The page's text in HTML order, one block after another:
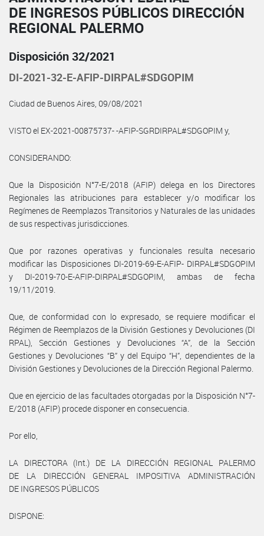
DE INGRESOS PÚBLICOS DIRECCIÓN
REGIONAL PALERMO
Disposición 32/2021
DI-2021-32-E-AFIP-DIRPAL#SDGOPIM
Ciudad de Buenos Aires, 09/08/2021
VISTO el EX-2021-00875737- -AFIP-SGRDIRPAL#SDGOPIM y,
CONSIDERANDO:
Que la Disposición N°7-E/2018 (AFIP) delega en los Directores
Regionales las atribuciones para establecer y/o modificar los
Regímenes de Reemplazos Transitorios y Naturales de las unidades
de sus respectivas jurisdicciones.
Que por razones operativas y funcionales resulta necesario
modificar las Disposiciones DI-2019-69-E-AFIP- DIRPAL#SDGOPIM
y DI-2019-70-E-AFIP-DIRPAL#SDGOPIM, ambas de fecha
19/11/2019.
Que, de conformidad con lo expresado, se requiere modificar el
Régimen de Reemplazos de la División Gestiones y Devoluciones (DI
RPAL), Sección Gestiones y Devoluciones “A”, de la Sección
Gestiones y Devoluciones “B” y del Equipo “H”, dependientes de la
División Gestiones y Devoluciones de la Dirección Regional Palermo.
Que en ejercicio de las facultades otorgadas por la Disposición N°7-
E/2018 (AFIP) procede disponer en consecuencia.
Por ello,
LA DIRECTORA (Int.) DE LA DIRECCIÓN REGIONAL PALERMO
DE LA DIRECCIÓN GENERAL IMPOSITIVA ADMINISTRACIÓN
DE INGRESOS PÚBLICOS
DISPONE: